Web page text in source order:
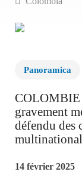
Panoramica
COLOMBIE
gravement
défendu des
14 février 2025